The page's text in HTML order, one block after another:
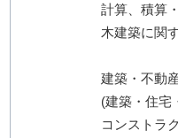
計算、積算
木建築に関
建築・不動
(建築・住宅
コンストラ